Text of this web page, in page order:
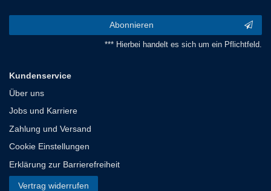
Abonnieren
*** Hierbei handelt es sich um ein Pflichtfeld.
Kundenservice
Über uns
Jobs und Karriere
Zahlung und Versand
Cookie Einstellungen
Erklärung zur Barrierefreiheit
Vertrag widerrufen